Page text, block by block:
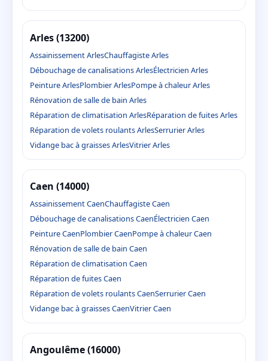
Arles (13200)
Assainissement ArlesChauffagiste Arles
Débouchage de canalisations ArlesÉlectricien Arles
Peinture ArlesPlombier ArlesPompe à chaleur Arles
Rénovation de salle de bain Arles
Réparation de climatisation ArlesRéparation de fuites Arles
Réparation de volets roulants ArlesSerrurier Arles
Vidange bac à graisses ArlesVitrier Arles
Caen (14000)
Assainissement CaenChauffagiste Caen
Débouchage de canalisations CaenÉlectricien Caen
Peinture CaenPlombier CaenPompe à chaleur Caen
Rénovation de salle de bain Caen
Réparation de climatisation Caen
Réparation de fuites Caen
Réparation de volets roulants CaenSerrurier Caen
Vidange bac à graisses CaenVitrier Caen
Angoulême (16000)